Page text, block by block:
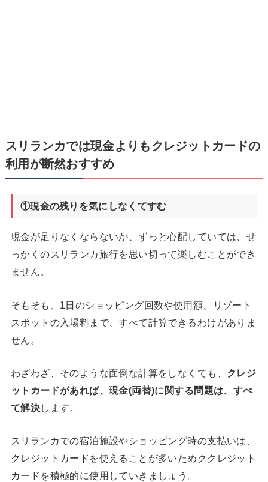
スリランカでは現金よりもクレジットカードの
利用が断然おすすめ
①現金の残りを気にしなくてすむ
現金が足りなくならないか、ずっと心配していては、せ
っかくのスリランカ旅行を思い切って楽しむことができ
ません。
そもそも、1日のショッピング回数や使用額、リゾート
スポットの入場料まで、すべて計算できるわけがありま
せん。
わざわざ、そのような面倒な計算をしなくても、 クレジ
ットカードがあれば、現金(両替)に関する問題は、すべ
て解決します。
スリランカでの宿泊施設やショッピング時の支払いは、
クレジットカードを使えることが多いためククレジット
カードを積極的に使用していきましょう。